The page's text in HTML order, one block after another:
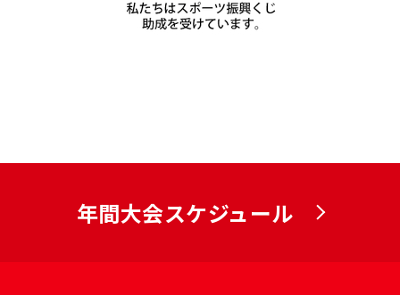
年間大会スケジュール